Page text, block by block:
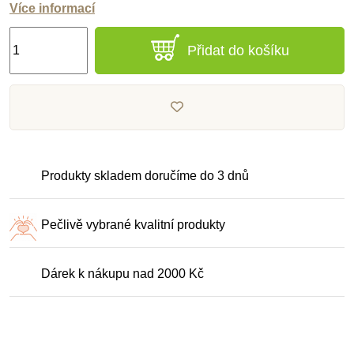
Více informací
Přidat do košíku
Produkty skladem doručíme do 3 dnů
Pečlivě vybrané kvalitní produkty
Dárek k nákupu nad 2000 Kč